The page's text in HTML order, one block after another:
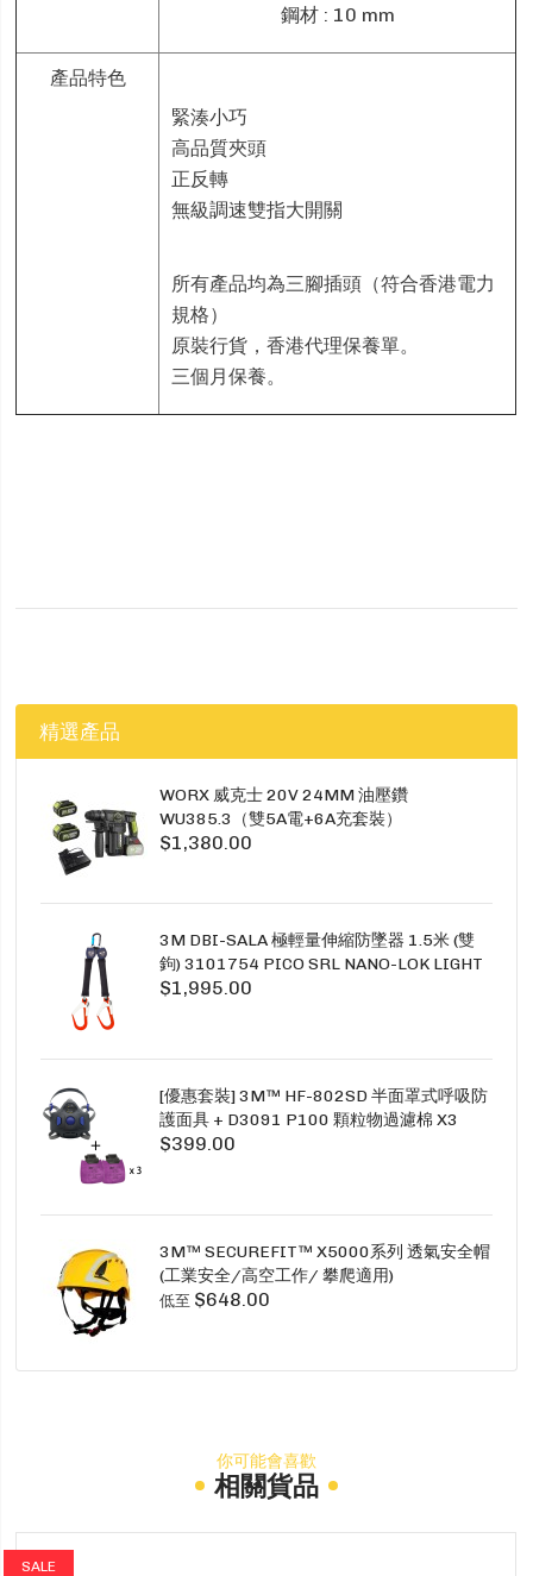
鋼材 : 10 mm
產品特色
緊湊小巧
高品質夾頭
正反轉
無級調速雙指大開關
所有產品均為三腳插頭（符合香港電力
規格）
原裝行貨，香港代理保養單。
三個月保養。
精選產品
WORX 威克士 20V 24MM 油壓鑽
WU385.3（雙5A電+6A充套裝）
$1,380.00
3M DBI-SALA 極輕量伸縮防墜器 1.5米 (雙
鉤) 3101754 PICO SRL NANO-LOK LIGHT
1.5M TWINS
$1,995.00
[優惠套裝] 3M™ HF-802SD 半面罩式呼吸防
護面具 + D3091 P100 顆粒物過濾棉 X3
SECURE CLICK HF-802SD HF-800SD 系列
$399.00
3M™ SECUREFIT™ X5000系列 透氣安全帽
(工業安全/高空工作/ 攀爬適用)
低至 $648.00
你可能會喜歡
相關貨品
SALE